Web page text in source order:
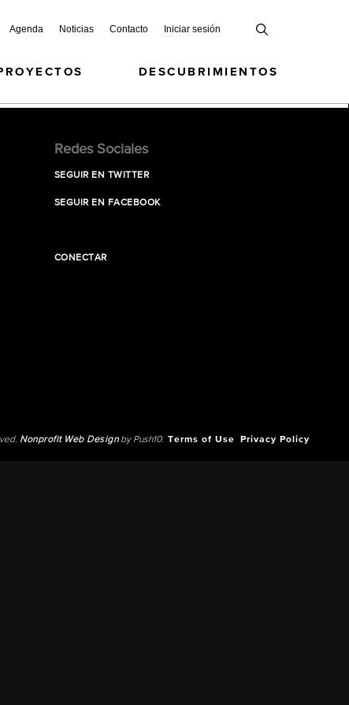
Agenda Noticias Contacto Iniciar sesión
DESCUBRIMIENTOS
Redes Sociales
SEGUIR EN TWITTER
SEGUIR EN FACEBOOK
CONECTAR
Nonprofit Web Designby Push10. Terms of Use Privacy Policy